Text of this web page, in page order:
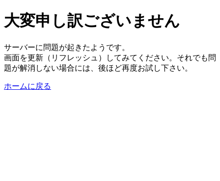
大変申し訳ございません
サーバーに問題が起きたようです。
画面を更新（リフレッシュ）してみてください。それでも問
題が解消しない場合には、後ほど再度お試し下さい。
ホームに戻る